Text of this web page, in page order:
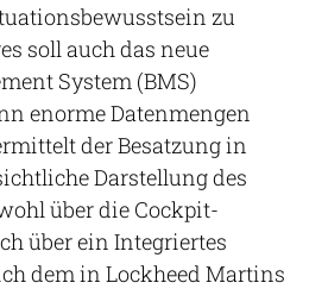
zu
soll auch das neue
System (BMS)
enorme Datenmengen
der Besatzung in
Darstellung des
über die Cockpit-
über ein Integriertes
dem in Lockheed Martins